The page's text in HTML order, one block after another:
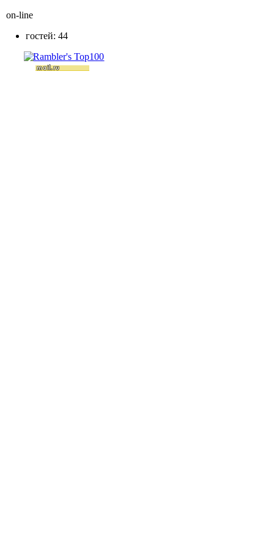
on-line
гостей: 44